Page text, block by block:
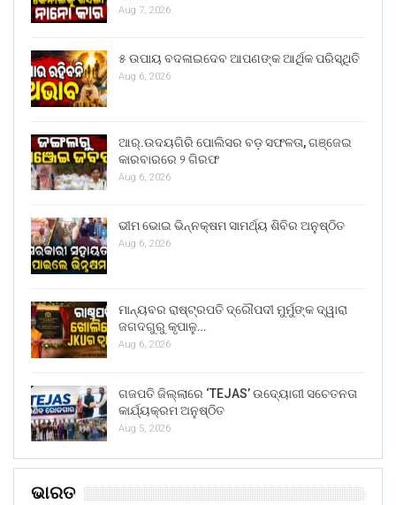
Aug 7, 2026
୫ ଉପାୟ ବଦଳାଇଦେବ ଆପଣଙ୍କ ଆର୍ଥିକ ପରିସ୍ଥିତି
Aug 6, 2026
ଆର୍.ଉଦୟଗିରି ପୋଲିସର ବଡ଼ ସଫଳତା, ଗଞ୍ଜେଇ
କାରବାରରେ ୨ ଗିରଫ
Aug 6, 2026
ଭୀମ ଭୋଇ ଭିନ୍ନକ୍ଷମ ସାମର୍ଥ୍ୟ ଶିବିର ଅନୁଷ୍ଠିତ
Aug 6, 2026
ମାନ୍ୟବର ରାଷ୍ଟ୍ରପତି ଦ୍ରୌପଦୀ ମୁର୍ମୁଙ୍କ ଦ୍ୱାରା
ଜଗଦଗୁରୁ କୃପାଳୁ…
Aug 6, 2026
ଗଜପତି ଜିଲ୍ଲାରେ ‘TEJAS’ ଉଦ୍ୟୋଗୀ ସଚେତନତା
କାର୍ଯ୍ୟକ୍ରମ ଅନୁଷ୍ଠିତ
Aug 5, 2026
ଭାରତ